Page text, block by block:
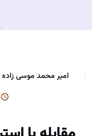
امیر محمد موسی زاده